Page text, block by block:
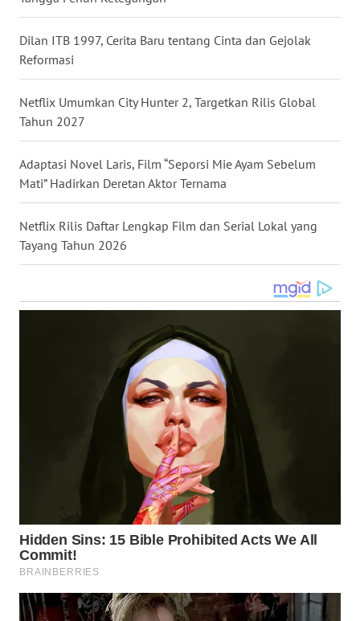
Dilan ITB 1997, Cerita Baru tentang Cinta dan Gejolak
Reformasi
Netflix Umumkan City Hunter 2, Targetkan Rilis Global
Tahun 2027
Adaptasi Novel Laris, Film “Seporsi Mie Ayam Sebelum
Mati” Hadirkan Deretan Aktor Ternama
Netflix Rilis Daftar Lengkap Film dan Serial Lokal yang
Tayang Tahun 2026
WN
NUSANTARA
WN
JOGJA
WN
WN
SULSEL
WN